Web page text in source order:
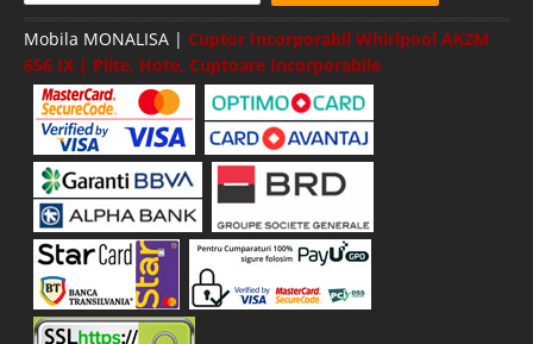
Mobila MONALISA | Cuptor Incorporabil Whirlpool AKZM
656 IX | Plite, Hote, Cuptoare Incorporabile